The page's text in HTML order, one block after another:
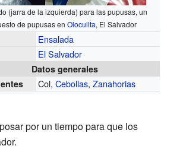
(jarra de la izquierda) para las pupusas, un
de pupusas en Olocuilta, El Salvador
Ensalada
El Salvador
Datos generales
Col,Cebollas,Zanahorias
por un tiempo para que los